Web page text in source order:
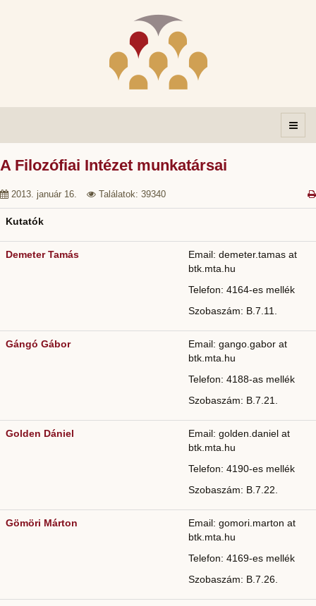
A Filozófiai Intézet munkatársai
2013. január 16. Találatok: 39340
Kutatók
Demeter Tamás
Email: demeter.tamas at
btk.mta.hu
Telefon: 4164-es mellék
Szobaszám: B.7.11.
Gángó Gábor
Email: gango.gabor at
btk.mta.hu
Telefon: 4188-as mellék
Szobaszám: B.7.21.
Golden Dániel
Email: golden.daniel at
btk.mta.hu
Telefon: 4190-es mellék
Szobaszám: B.7.22.
Gömöri Márton
Email: gomori.marton at
btk.mta.hu
Telefon: 4169-es mellék
Szobaszám: B.7.26.